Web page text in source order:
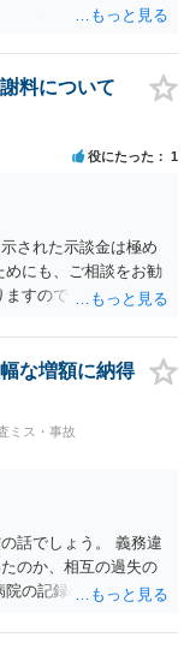
料について
役にたった 1
された示談金は極め
にも、ご相談をお勧
すので、お問い合わ
な増額に納得
ミス・事故
話でしょう。 義務違
のか、相互の過失の
の記録の取得が必要
も必要です（不意打